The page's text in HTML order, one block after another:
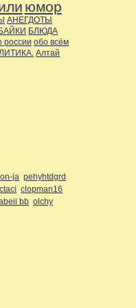
юмор
АНЕГДОТЫ
БАЙКИ БЛЮДА
россии обо всём
Алтай
ja pehyhtdgrd
ctaci clopman16
bb olchy